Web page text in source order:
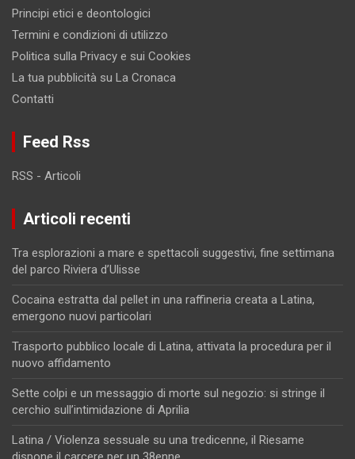
Principi etici e deontologici
Termini e condizioni di utilizzo
Politica sulla Privacy e sui Cookies
La tua pubblicità su La Cronaca
Contatti
Feed Rss
RSS - Articoli
Articoli recenti
Tra esplorazioni a mare e spettacoli suggestivi, fine settimana
del parco Riviera d’Ulisse
Cocaina estratta dal pellet in una raffineria creata a Latina,
emergono nuovi particolari
Trasporto pubblico locale di Latina, attivata la procedura per il
nuovo affidamento
Sette colpi e un messaggio di morte sul negozio: si stringe il
cerchio sull’intimidazione di Aprilia
Latina / Violenza sessuale su una tredicenne, il Riesame